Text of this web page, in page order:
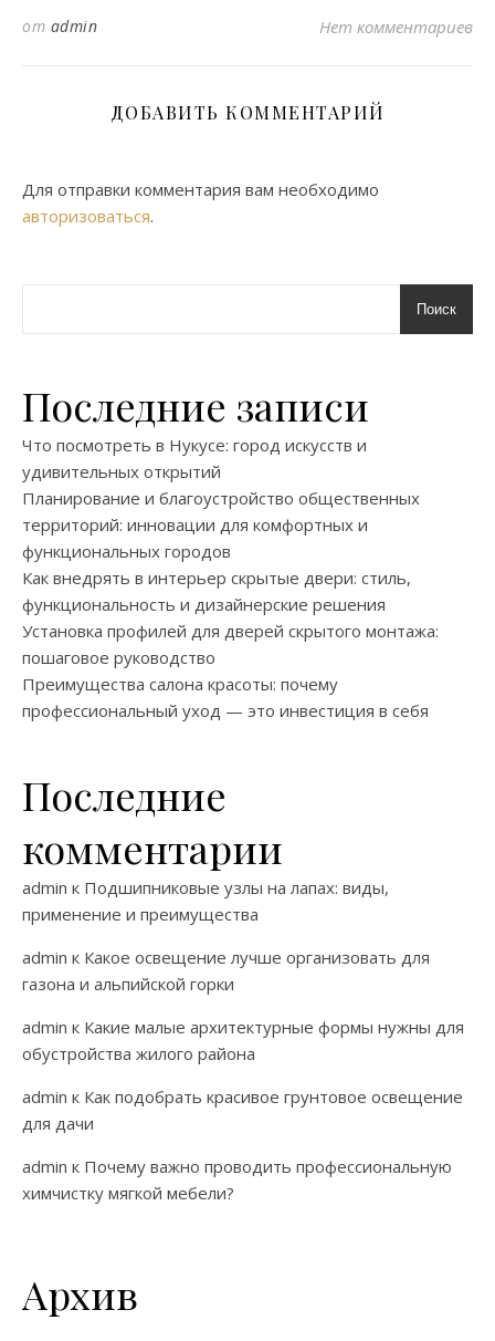
от admin Нет комментариев
ДОБАВИТЬ КОММЕНТАРИЙ
Для отправки комментария вам необходимо
авторизоваться.
Поиск
Последние записи
Что посмотреть в Нукусе: город искусств и
удивительных открытий
Планирование и благоустройство общественных
территорий: инновации для комфортных и
функциональных городов
Как внедрять в интерьер скрытые двери: стиль,
функциональность и дизайнерские решения
Установка профилей для дверей скрытого монтажа:
пошаговое руководство
Преимущества салона красоты: почему
профессиональный уход — это инвестиция в себя
Последние
комментарии
admin к Подшипниковые узлы на лапах: виды,
применение и преимущества
admin к Какое освещение лучше организовать для
газона и альпийской горки
admin к Какие малые архитектурные формы нужны для
обустройства жилого района
admin к Как подобрать красивое грунтовое освещение
для дачи
admin к Почему важно проводить профессиональную
химчистку мягкой мебели?
Архив